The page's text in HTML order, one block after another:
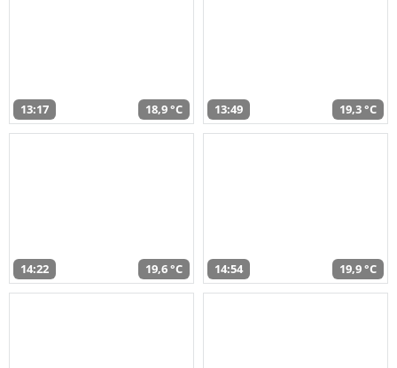
13:17 18,9 °C 13:49 19,3 °C
14:22 19,6 °C 14:54 19,9 °C